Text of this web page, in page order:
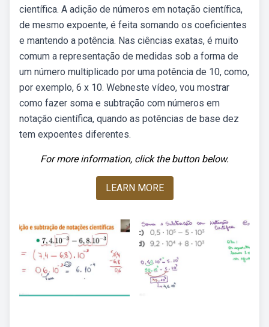
científica. A adição de números em notação científica,
de mesmo expoente, é feita somando os coeficientes
e mantendo a potência. Nas ciências exatas, é muito
comum a representação de medidas sob a forma de
um número multiplicado por uma potência de 10, como,
por exemplo, 6 x 10. Webneste vídeo, vou mostrar
como fazer soma e subtração com números em
notação científica, quando as potências de base dez
tem expoentes diferentes.
For more information, click the button below.
LEARN MORE